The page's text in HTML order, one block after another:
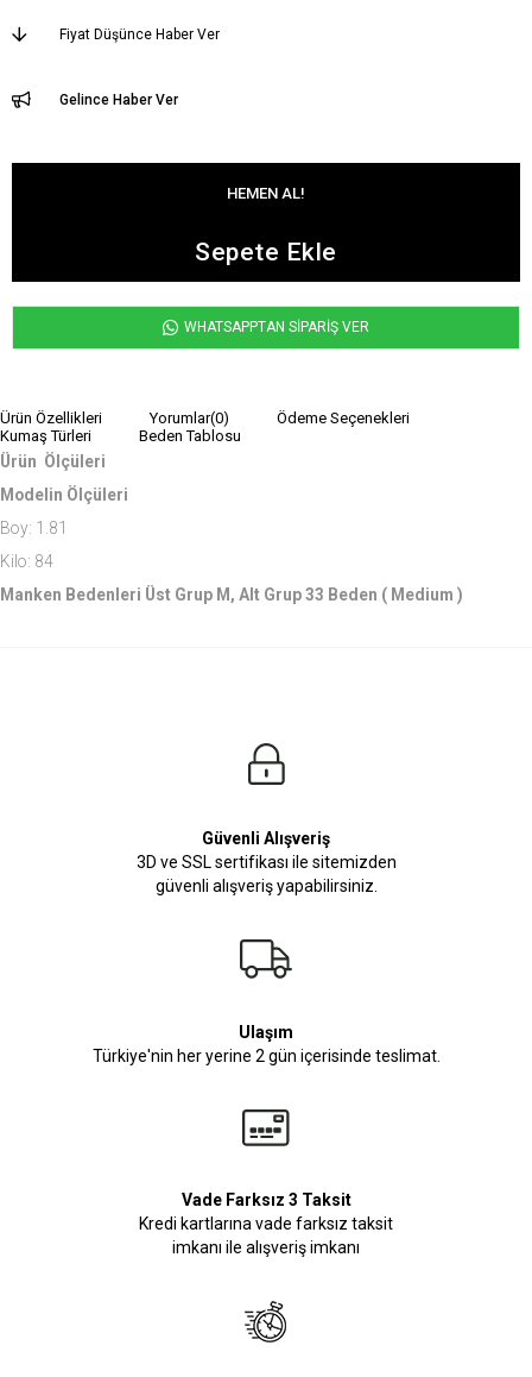
Fiyat Düşünce Haber Ver
Gelince Haber Ver
WHATSAPPTAN SİPARİŞ VER
Ürün Özellikleri Yorumlar(0)
Ödeme Seçenekleri
Kumaş Türleri
Beden Tablosu
Ürün Ölçüleri
Modelin Ölçüleri
Boy: 1.81
Kilo: 84
Manken Bedenleri Üst Grup M, Alt Grup 33 Beden ( Medium )
Güvenli Alışveriş
3D ve SSL sertifikası ile sitemizden
güvenli alışveriş yapabilirsiniz.
Ulaşım
Türkiye'nin her yerine 2 gün içerisinde teslimat.
Vade Farksız 3 Taksit
Kredi kartlarına vade farksız taksit
imkanı ile alışveriş imkanı